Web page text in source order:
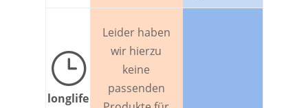
}
longlife
Leider haben
wir hierzu
keine
passenden